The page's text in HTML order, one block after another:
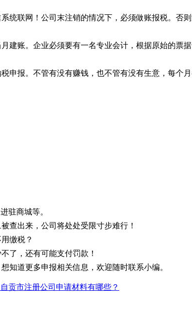
统联网！公司末注销的情况下，必须做账报税。否
建账。企业必须要有一名专业会计，根据原始的票据
申报。不管有没有赚钱，也不管有没有生意，每个
驻商城等。
查出来，公司将处处受限寸步难行！
缴税？
了，还有可能支付罚款！
知道更多申报相关信息，欢迎随时联系小编。
自贡市注册公司申请材料有哪些？